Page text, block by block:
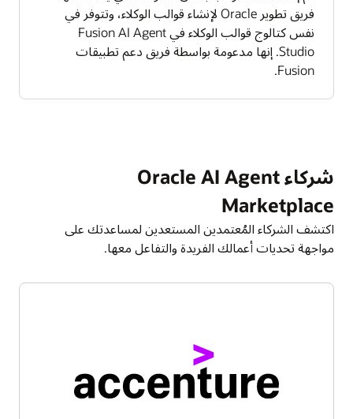
فريق تطوير Oracle لإنشاء قوالب الوكلاء، وتتوفر في
نفس كتالوج قوالب الوكلاء في Fusion AI Agent
Studio. إنها مدعومة بواسطة فريق دعم تطبيقات
Fusion.
شركاء Oracle AI Agent
Marketplace
اكتشف الشركاء المُعتمدين المستعدين لمساعدتك على
مواجهة تحديات أعمالك الفريدة والتفاعل معها.